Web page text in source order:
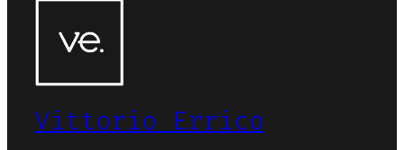
Vittorio Errico